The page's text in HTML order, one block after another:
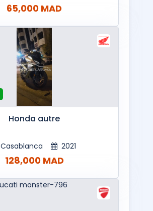
65,000 MAD
Honda autre
Casablanca 2021
128,000 MAD